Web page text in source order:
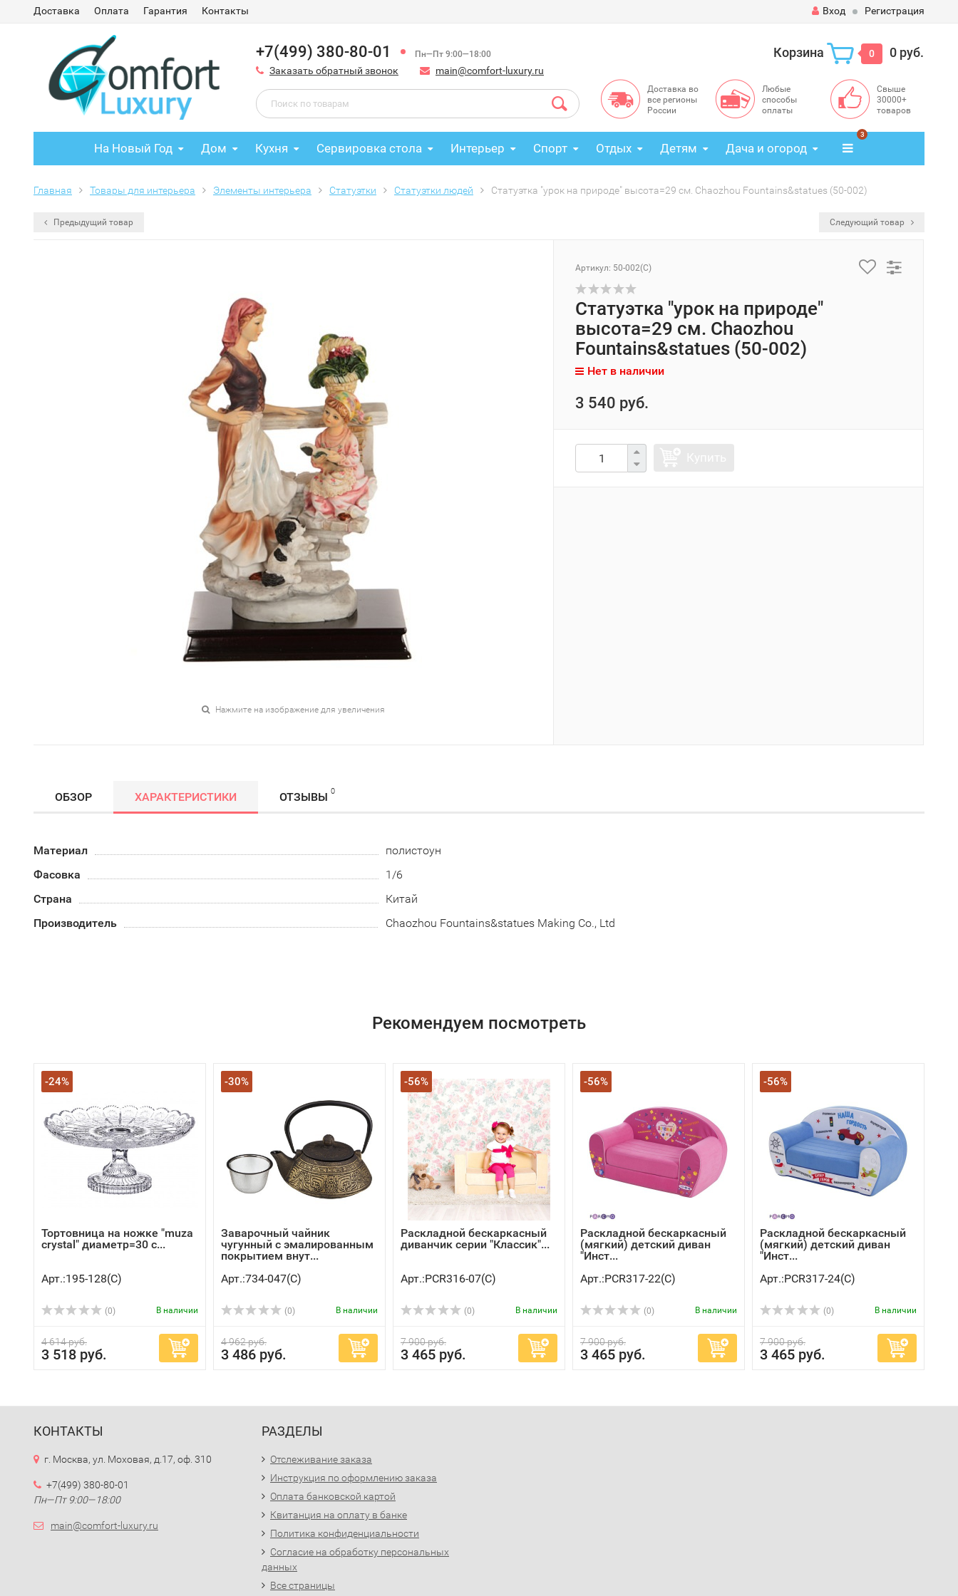
Доставка Оплата Гарантия Контакты Вход Регистрация
+7(499) 380-80-01 Пн—Пт 9:00—18:00
Заказать обратный звонок main@comfort-luxury.ru
Корзина 0 0 руб.
Доставка во
все регионы
России
Любые
способы
оплаты
Свыше
30000+
товаров
На Новый Год Дом Кухня Сервировка стола Интерьер Спорт Отдых Детям Дача и огород
3
Главная Товары для интерьера Элементы интерьера Статуэтки Статуэтки людей Статуэтка "урок на природе" высота=29 см. Chaozhou Fountains&statues (50-002)
Предыдущий товар Следующий товар
Нажмите на изображение для увеличения
Артикул: 50-002(C)
Статуэтка "урок на природе"
высота=29 см. Chaozhou
Fountains&statues (50-002)
Нет в наличии
3 540 руб.
ОБЗОР ХАРАКТЕРИСТИКИ ОТЗЫВЫ 0
Материал
полистоун
Фасовка
1/6
Страна
Китай
Производитель
Chaozhou Fountains&statues Making Co., Ltd
Рекомендуем посмотреть
-24%
Тортовница на ножке "muza
crystal" диаметр=30 с...
Арт.:195-128(C)
(0) В наличии
4 614 руб.
3 518 руб.
-30%
Заварочный чайник
чугунный с эмалированным
покрытием внут...
Арт.:734-047(C)
(0) В наличии
4 962 руб.
3 486 руб.
-56%
Раскладной бескаркасный
диванчик серии "Классик"...
Арт.:PCR316-07(C)
(0) В наличии
7 900 руб.
3 465 руб.
-56%
Раскладной бескаркасный
(мягкий) детский диван
"Инст...
Арт.:PCR317-22(C)
(0) В наличии
7 900 руб.
3 465 руб.
-56%
Раскладной бескаркасный
(мягкий) детский диван
"Инст...
Арт.:PCR317-24(C)
(0) В наличии
7 900 руб.
3 465 руб.
КОНТАКТЫ
г. Москва, ул. Моховая, д.17, оф. 310
+7(499) 380-80-01
Пн—Пт 9:00—18:00
main@comfort-luxury.ru
РАЗДЕЛЫ
Отслеживание заказа
Инструкция по оформлению заказа
Оплата банковской картой
Квитанция на оплату в банке
Политика конфиденциальности
Согласие на обработку персональных
данных
Все страницы